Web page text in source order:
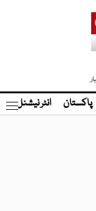
پاکستان انٹر نیشنل